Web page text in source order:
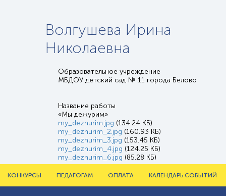
Волгушева Ирина
Николаевна
Образовательное учреждение
МБДОУ детский сад № 11 города Белово
Название работы
«Мы дежурим»
my_dezhurim.jpg (134.24 КБ)
my_dezhurim_2.jpg (160.93 КБ)
my_dezhurim_3.jpg (153.45 КБ)
my_dezhurim_4.jpg (124.25 КБ)
my_dezhurim_6.jpg (85.28 КБ)
Главное
меню
КОНКУРСЫ ПЕДАГОГАМ ОПЛАТА КАЛЕНДАРЬ СОБЫТИЙ